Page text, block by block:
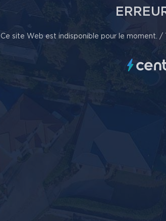
Ce site Web est indisponible pour le moment.